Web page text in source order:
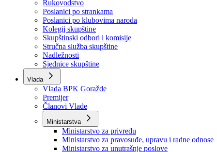
Skupština
Skupština BPK Goražde
Rukovodstvo
Poslanici po strankama
Poslanici po klubovima naroda
Kolegij skupštine
Skupštinski odbori i komisije
Stručna služba skupštine
Nadležnosti
Sjednice skupštine
Vlada
Vlada BPK Goražde
Premijer
Članovi Vlade
Ministarstva